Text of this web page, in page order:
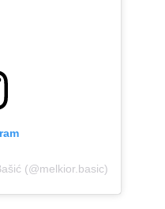
(@melkior.basic)